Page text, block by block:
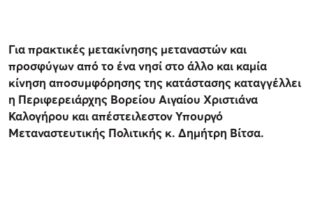
Για πρακτικές μετακίνησης μεταναστών και
προσφύγων από το ένα νησί στο άλλο και καμία
κίνηση αποσυμφόρησης της κατάστασης καταγγέλλει
η Περιφερειάρχης Βορείου Αιγαίου Χριστιάνα
Καλογήρου και απέστειλεστον Υπουργό
Μεταναστευτικής Πολιτικής κ. Δημήτρη Βίτσα.